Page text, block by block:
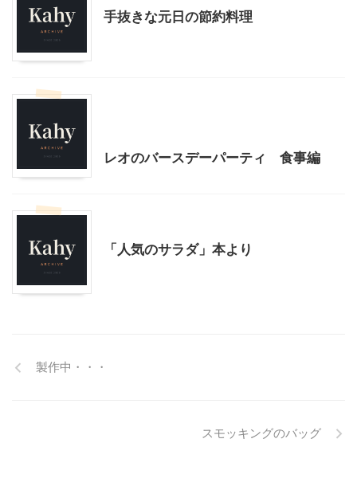
手抜きな元日の節約料理
レオのバースデーパーティ 食事編
「人気のサラダ」本より
製作中・・・
スモッキングのバッグ